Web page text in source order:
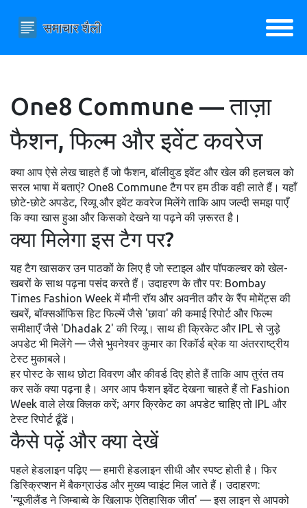
One8 Commune — ताज़ा
फैशन, फिल्म और इवेंट कवरेज
क्या आप ऐसे लेख चाहते हैं जो फैशन, बॉलीवुड इवेंट और खेल की हलचल को
सरल भाषा में बताएं? One8 Commune टैग पर हम ठीक वही लाते हैं। यहाँ
छोटे-छोटे अपडेट, रिव्यू और इवेंट कवरेज मिलेंगे ताकि आप जल्दी समझ पाएँ
कि क्या खास हुआ और किसको देखने या पढ़ने की ज़रूरत है।
क्या मिलेगा इस टैग पर?
यह टैग खासकर उन पाठकों के लिए है जो स्टाइल और पॉपकल्चर को खेल-
खबरों के साथ पढ़ना पसंद करते हैं। उदाहरण के तौर पर: Bombay
Times Fashion Week में मौनी रॉय और अवनीत कौर के रैंप मोमेंट्स की
खबरें, बॉक्सऑफिस हिट फिल्में जैसे 'छावा' की कमाई रिपोर्ट और फिल्म
समीक्षाएँ जैसे 'Dhadak 2' की रिव्यू। साथ ही क्रिकेट और IPL से जुड़े
अपडेट भी मिलेंगे — जैसे भुवनेश्वर कुमार का रिकॉर्ड ब्रेक या अंतरराष्ट्रीय
टेस्ट मुकाबले।
हर पोस्ट के साथ छोटा विवरण और कीवर्ड दिए होते हैं ताकि आप तुरंत तय
कर सकें क्या पढ़ना है। अगर आप फैशन इवेंट देखना चाहते हैं तो Fashion
Week वाले लेख क्लिक करें; अगर क्रिकेट का अपडेट चाहिए तो IPL और
टेस्ट रिपोर्ट ढूँढें।
कैसे पढ़ें और क्या देखें
पहले हेडलाइन पढ़िए — हमारी हेडलाइन सीधी और स्पष्ट होती है। फिर
डिस्क्रिप्शन में बैकग्राउंड और मुख्य प्वाइंट मिल जाते हैं। उदाहरण:
'न्यूजीलैंड ने जिम्बाब्वे के खिलाफ ऐतिहासिक जीत' — इस लाइन से आपको